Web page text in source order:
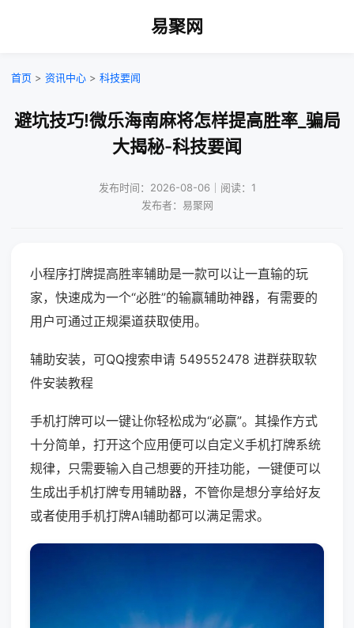
易聚网
首页 > 资讯中心 > 科技要闻
避坑技巧!微乐海南麻将怎样提高胜率_骗局
大揭秘-科技要闻
发布时间：2026-08-06｜阅读：1
发布者：易聚网
小程序打牌提高胜率辅助是一款可以让一直输的玩
家，快速成为一个“必胜”的输赢辅助神器，有需要的
用户可通过正规渠道获取使用。
辅助安装，可QQ搜索申请 549552478 进群获取软
件安装教程
手机打牌可以一键让你轻松成为“必赢”。其操作方式
十分简单，打开这个应用便可以自定义手机打牌系统
规律，只需要输入自己想要的开挂功能，一键便可以
生成出手机打牌专用辅助器，不管你是想分享给好友
或者使用手机打牌AI辅助都可以满足需求。